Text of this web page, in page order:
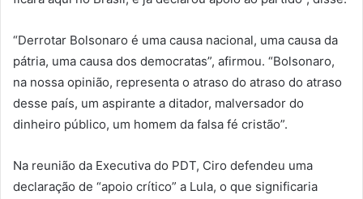
“Derrotar Bolsonaro é uma causa nacional, uma causa da
pátria, uma causa dos democratas”, afirmou. “Bolsonaro,
na nossa opinião, representa o atraso do atraso do atraso
desse país, um aspirante a ditador, malversador do
dinheiro público, um homem da falsa fé cristão”.
Na reunião da Executiva do PDT, Ciro defendeu uma
declaração de “apoio crítico” a Lula, o que significaria